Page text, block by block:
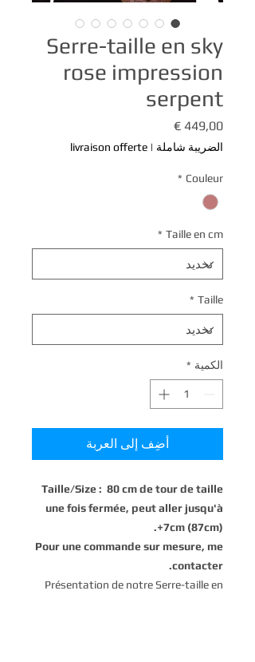
Serre-taille en sky
rose impression
serpent
السعر
الضريبة شاملة |
livraison offerte
Couleur
*
Taille en cm
*
Taille
*
الكمية *
أضِف إلى العربة
Taille/Size : 80 cm de tour de taille
une fois fermée, peut aller jusqu'à
+7cm (87cm).
Pour une commande sur mesure, me
contacter.
Présentation de notre Serre-taille en